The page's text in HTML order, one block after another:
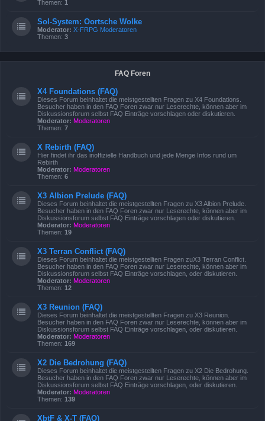
Themen: 1
Sol-System: Oortsche Wolke
Moderator: X-FRPG Moderatoren
Themen: 3
FAQ Foren
X4 Foundations (FAQ)
Dieses Forum beinhaltet die meistgestellten Fragen zu X4 Foundations.
Besucher haben in den FAQ Foren zwar nur Leserechte, können aber im
Diskussionsforum selbst FAQ Einträge vorschlagen oder diskutieren.
Moderator: Moderatoren
Themen: 7
X Rebirth (FAQ)
Hier findet ihr das inoffizielle Handbuch und jede Menge Infos rund um
Rebirth
Moderator: Moderatoren
Themen: 6
X3 Albion Prelude (FAQ)
Dieses Forum beinhaltet die meistgestellten Fragen zu X3 Albion Prelude.
Besucher haben in den FAQ Foren zwar nur Leserechte, können aber im
Diskussionsforum selbst FAQ Einträge vorschlagen oder diskutieren.
Moderator: Moderatoren
Themen: 19
X3 Terran Conflict (FAQ)
Dieses Forum beinhaltet die meistgestellten Fragen zuX3 Terran Conflict.
Besucher haben in den FAQ Foren zwar nur Leserechte, können aber im
Diskussionsforum selbst FAQ Einträge vorschlagen, oder diskutieren.
Moderator: Moderatoren
Themen: 12
X3 Reunion (FAQ)
Dieses Forum beinhaltet die meistgestellten Fragen zu X3 Reunion.
Besucher haben in den FAQ Foren zwar nur Leserechte, können aber im
Diskussionsforum selbst FAQ Einträge vorschlagen, oder diskutieren.
Moderator: Moderatoren
Themen: 169
X2 Die Bedrohung (FAQ)
Dieses Forum beinhaltet die meistgestellten Fragen zu X2 Die Bedrohung.
Besucher haben in den FAQ Foren zwar nur Leserechte, können aber im
Diskussionsforum selbst FAQ Einträge vorschlagen, oder diskutieren.
Moderator: Moderatoren
Themen: 139
XbtF & X-T (FAQ)